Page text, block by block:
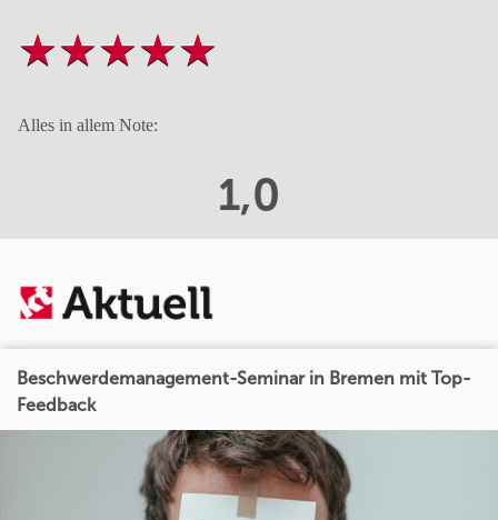
Alles in allem Note:
1,0
Beschwerdemanagement-Seminar in Bremen mit Top-
Feedback